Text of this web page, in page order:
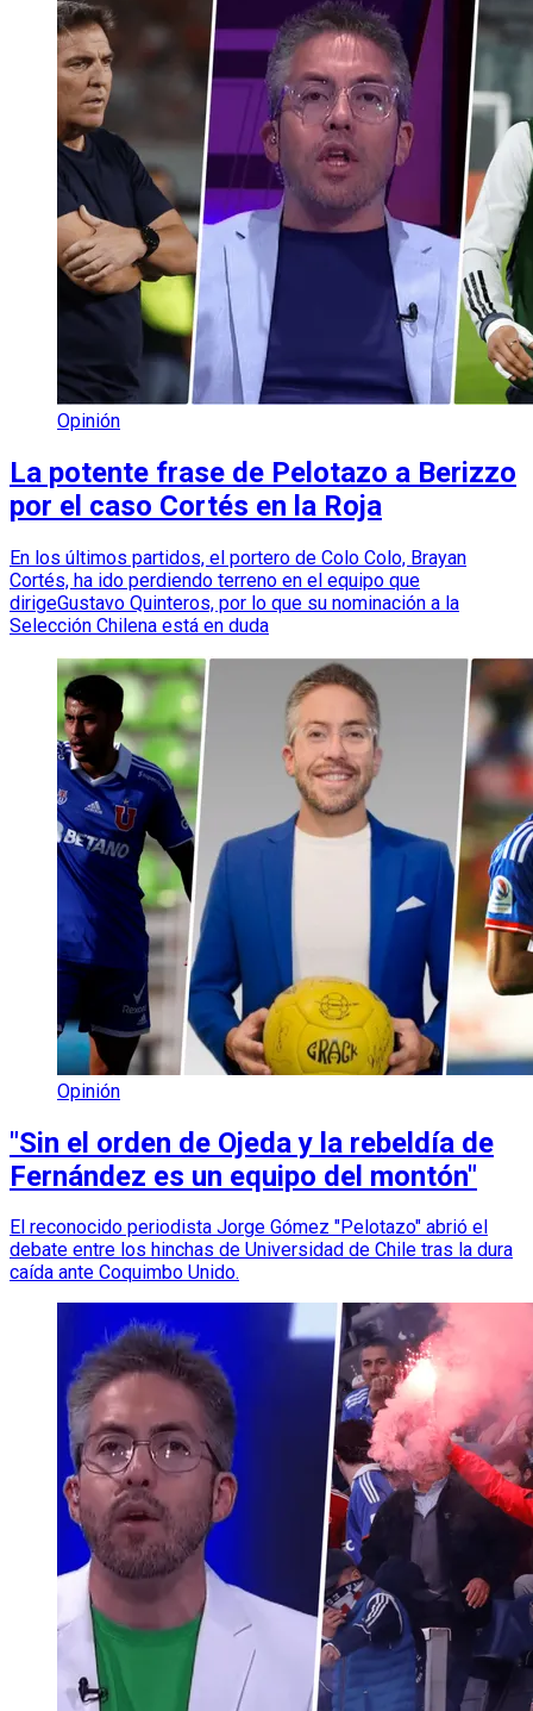
Opinión
La potente frase de Pelotazo a Berizzo
por el caso Cortés en la Roja
En los últimos partidos, el portero de Colo Colo, Brayan
Cortés, ha ido perdiendo terreno en el equipo que
dirigeGustavo Quinteros, por lo que su nominación a la
Selección Chilena está en duda
Opinión
"Sin el orden de Ojeda y la rebeldía de
Fernández es un equipo del montón"
El reconocido periodista Jorge Gómez "Pelotazo" abrió el
debate entre los hinchas de Universidad de Chile tras la dura
caída ante Coquimbo Unido.